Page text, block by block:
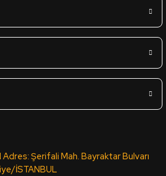
Ham MDF - ÇAMSAN ORDU
TL
Adres: Şerifali Mah. Bayraktar Bulvarı
İSTANBUL